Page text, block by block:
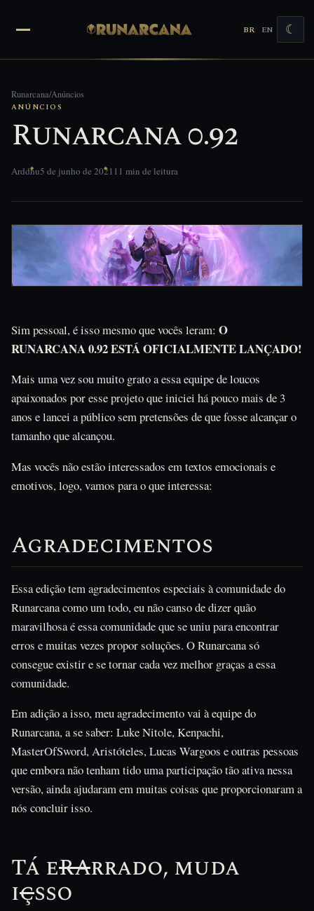
Abrir menu BR EN ☾
Runarcana/Anúncios
ANÚNCIOS
Runarcana 0.92
Arddhu5 de junho de 2021 11 min de leitura
Sim pessoal, é isso mesmo que vocês leram: O
RUNARCANA 0.92 ESTÁ OFICIALMENTE LANÇADO!
Mais uma vez sou muito grato a essa equipe de loucos
apaixonados por esse projeto que iniciei há pouco mais de 3
anos e lancei a público sem pretensões de que fosse alcançar o
tamanho que alcançou.
Mas vocês não estão interessados em textos emocionais e
emotivos, logo, vamos para o que interessa:
Agradecimentos
Essa edição tem agradecimentos especiais à comunidade do
Runarcana como um todo, eu não canso de dizer quão
maravilhosa é essa comunidade que se uniu para encontrar
erros e muitas vezes propor soluções. O Runarcana só
consegue existir e se tornar cada vez melhor graças a essa
comunidade.
Em adição a isso, meu agradecimento vai à equipe do
Runarcana, a se saber: Luke Nitole, Kenpachi,
MasterOfSword, Aristóteles, Lucas Wargoos e outras pessoas
que embora não tenham tido uma participação tão ativa nessa
versão, ainda ajudaram em muitas coisas que proporcionaram a
nós concluir isso.
Tá eRArrado, muda
içsso